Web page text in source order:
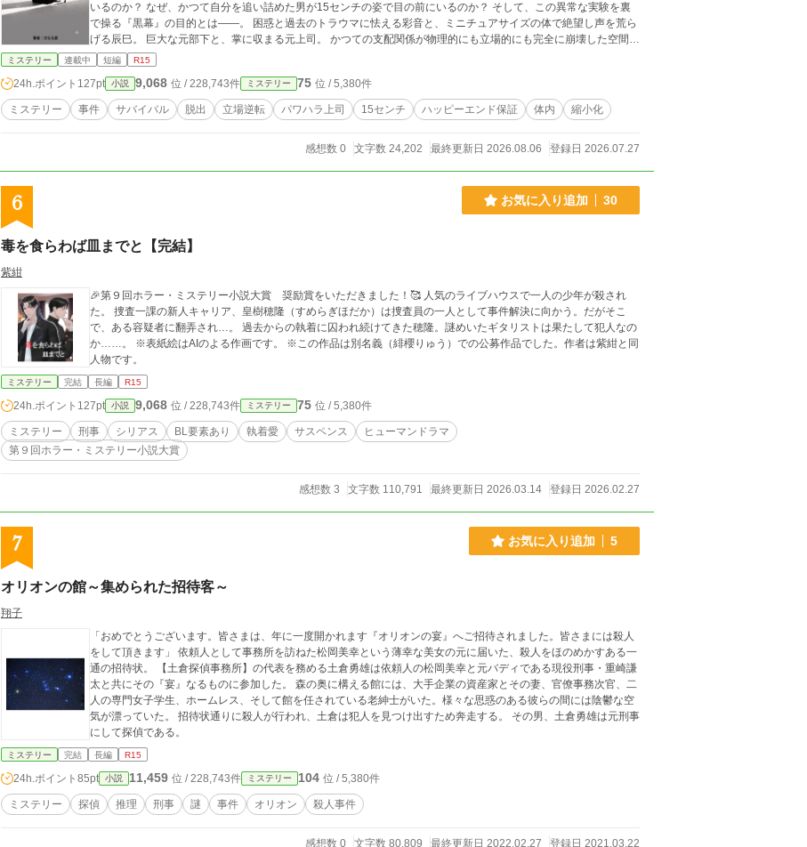
いるのか？ なぜ、かつて自分を追い詰めた男が15センチの姿で目の前にいるのか？ そして、この異常な実験を裏
で操る『黒幕』の目的とは――。 困惑と過去のトラウマに怯える彩音と、ミニチュアサイズの体で絶望し声を荒ら
げる辰巳。 巨大な元部下と、掌に収まる元上司。 かつての支配関係が物理的にも立場的にも完全に崩壊した空間
で、二人の生存をかけたサバイバルが幕を開ける。 水も食料もない白い部屋で、実験の罠が二人を襲う。 15cmの
パワハラ上司×元部下×実験ラボの謎！ 極限のサバイバルから始まる、異色のサイコサスペンス＆逆転劇。 二人は
黒幕の仕組んだ実験の真相を暴き、この白い部屋から生きて脱出することができるのか――！？
ミステリー 連載中 短編 R15
24h.ポイント 127pt 小説 9,068 位 / 228,743件 ミステリー 75 位 / 5,380件
ミステリー 事件 サバイバル 脱出 立場逆転 パワハラ上司 15センチ ハッピーエンド保証 体内 縮小化
感想数 0 文字数 24,202 最終更新日 2026.08.06 登録日 2026.07.27
6 お気に入り追加 30
毒を食らわば皿までと【完結】
紫紺
🎉第９回ホラー・ミステリー小説大賞 奨励賞をいただきました！🥰 人気のライブハウスで一人の少年が殺され
た。 捜査一課の新人キャリア、皇樹穂隆（すめらぎほだか）は捜査員の一人として事件解決に向かう。だがそこ
で、ある容疑者に翻弄され…。 過去からの執着に囚われ続けてきた穂隆。謎めいたギタリストは果たして犯人なの
か……。 ※表紙絵はAIのよる作画です。 ※この作品は別名義（緋櫻りゅう）での公募作品でした。作者は紫紺と同
人物です。
ミステリー 完結 長編 R15
24h.ポイント 127pt 小説 9,068 位 / 228,743件 ミステリー 75 位 / 5,380件
ミステリー 刑事 シリアス BL要素あり 執着愛 サスペンス
ヒューマンドラマ
第９回ホラー・ミステリー小説大賞
感想数 3 文字数 110,791 最終更新日 2026.03.14 登録日 2026.02.27
7 お気に入り追加 5
オリオンの館～集められた招待客～
翔子
「おめでとうございます。皆さまは、年に一度開かれます『オリオンの宴』へご招待されました。皆さまには殺人
をして頂きます」 依頼人として事務所を訪ねた松岡美幸という薄幸な美女の元に届いた、殺人をほのめかすある一
通の招待状。 【土倉探偵事務所】の代表を務める土倉勇雄は依頼人の松岡美幸と元バディである現役刑事・重崎謙
太と共にその『宴』なるものに参加した。 森の奥に構える館には、大手企業の資産家とその妻、官僚事務次官、二
人の専門女子学生、ホームレス、そして館を任されている老紳士がいた。様々な思惑のある彼らの間には陰鬱な空
気が漂っていた。 招待状通りに殺人が行われ、土倉は犯人を見つけ出すため奔走する。 その男、土倉勇雄は元刑事
にして探偵である。
ミステリー 完結 長編 R15
24h.ポイント 85pt 小説 11,459 位 / 228,743件 ミステリー 104 位 / 5,380件
ミステリー 探偵 推理 刑事 謎 事件 オリオン 殺人事件
感想数 0 文字数 80,809 最終更新日 2022.02.27 登録日 2021.03.22